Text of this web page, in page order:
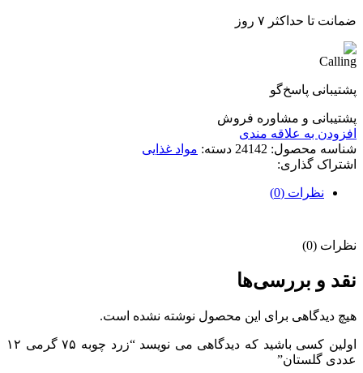
ضمانت تا حداکثر ۷ روز
پشتیبانی پاسخ‌گو
پشتیبانی و مشاوره فروش
افزودن به علاقه مندی
شناسه محصول: 24142 دسته: مواد غذایی
اشتراک گذاری:
نظرات (0)
نظرات (0)
نقد و بررسی‌ها
هیچ دیدگاهی برای این محصول نوشته نشده است.
اولین کسی باشید که دیدگاهی می نویسد “زرد چوبه ۷۵ گرمی ۱۲
عددی گلستان”